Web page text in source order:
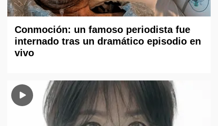
Conmoción: un famoso periodista fue
internado tras un dramático episodio en
vivo